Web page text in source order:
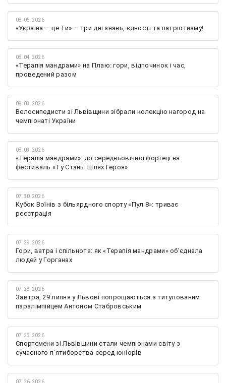
08.05.2026
«Україна — це Ти» — три дні знань, єдності та патріотизму!
08.04.2026
«Терапія мандрами» на Плаю: гори, відпочинок і час,
проведений разом
08.03.2026
Велосипедисти зі Львівщини зібрали колекцію нагород на
чемпіонаті України
08.03.2026
«Терапія мандрами»: до середньовічної фортеці на
фестиваль «Ту Стань. Шлях Героя»
07.30.2026
Кубок Воїнів з більярдного спорту «Пул 8»: триває
реєстрація
07.29.2026
Гори, ватра і спільнота: як «Терапія мандрами» об’єднала
людей у Горганах
07.28.2026
Завтра, 29 липня у Львові попрощаються з титулованим
паралімпійцем Антоном Стабровським
07.28.2026
Спортсмени зі Львівщини стали чемпіонами світу з
сучасного п'ятиборства серед юніорів